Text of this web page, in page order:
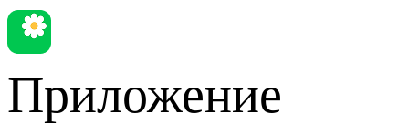
Приложение